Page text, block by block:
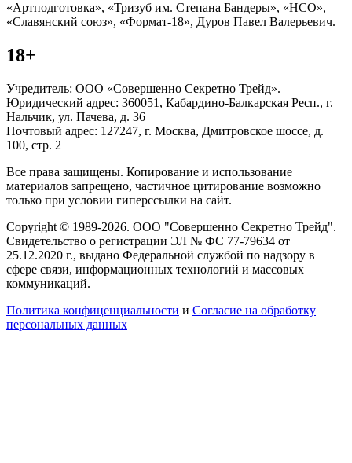
«Артподготовка», «Тризуб им. Степана Бандеры», «НСО»,
«Славянский союз», «Формат-18», Дуров Павел Валерьевич.
18+
Учредитель: ООО «Совершенно Секретно Трейд».
Юридический адрес: 360051, Кабардино-Балкарская Респ., г.
Нальчик, ул. Пачева, д. 36
Почтовый адрес: 127247, г. Москва, Дмитровское шоссе, д.
100, стр. 2
Все права защищены. Копирование и использование
материалов запрещено, частичное цитирование возможно
только при условии гиперссылки на сайт.
Copyright © 1989-2026. ООО "Совершенно Секретно Трейд".
Свидетельство о регистрации ЭЛ № ФС 77-79634 от
25.12.2020 г., выдано Федеральной службой по надзору в
сфере связи, информационных технологий и массовых
коммуникаций.
Политика конфиценциальности и Согласие на обработку
персональных данных